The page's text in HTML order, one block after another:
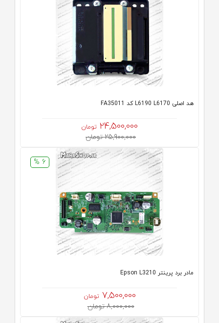
هد اصلی L6190 L6170 کد FA35011
24,500,000 تومان
25,900,000 تومان
6 %
مادر برد پرینتر Epson L3210
7,500,000 تومان
8,000,000 تومان